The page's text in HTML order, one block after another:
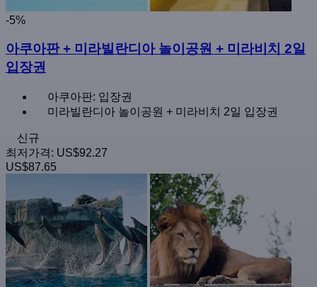
-5%
아쿠아판 + 미라빌란디아 놀이공원 + 미라비치 2일
입장권
아쿠아판: 입장권
미라빌란디아 놀이공원 + 미라비치 2일 입장권
신규
최저가격: US$92.27
US$87.65